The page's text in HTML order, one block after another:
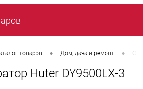
товаров • Дом, дача и ремонт •
Huter DY9500LX-3